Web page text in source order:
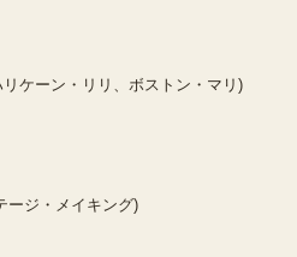
ケーン・リリ、ボストン・マリ)
ージ・メイキング)